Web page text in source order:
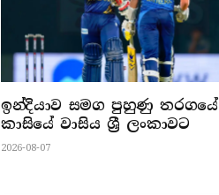
ඉන්දියාව සමග පුහුණු තරගයේ
කාසියේ වාසිය ශ්‍රී ලංකාවට
2026-08-07